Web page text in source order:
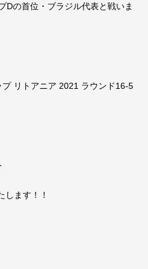
Dの首位・ブラジル代表と戦いま
リトアニア 2021 ラウンド16-5
します！！